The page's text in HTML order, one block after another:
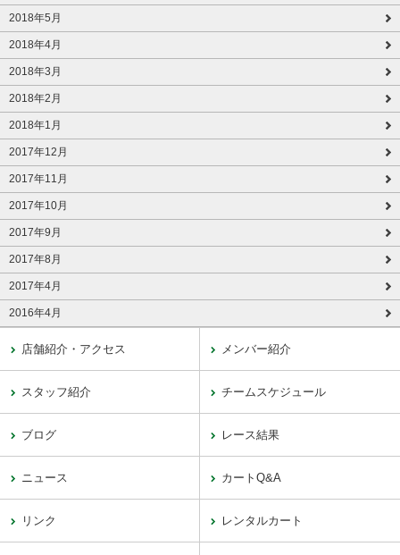
2018年5月
2018年4月
2018年3月
2018年2月
2018年1月
2017年12月
2017年11月
2017年10月
2017年9月
2017年8月
2017年4月
2016年4月
店舗紹介・アクセス メンバー紹介
スタッフ紹介 チームスケジュール
ブログ レース結果
ニュース カートQ&A
リンク レンタルカート